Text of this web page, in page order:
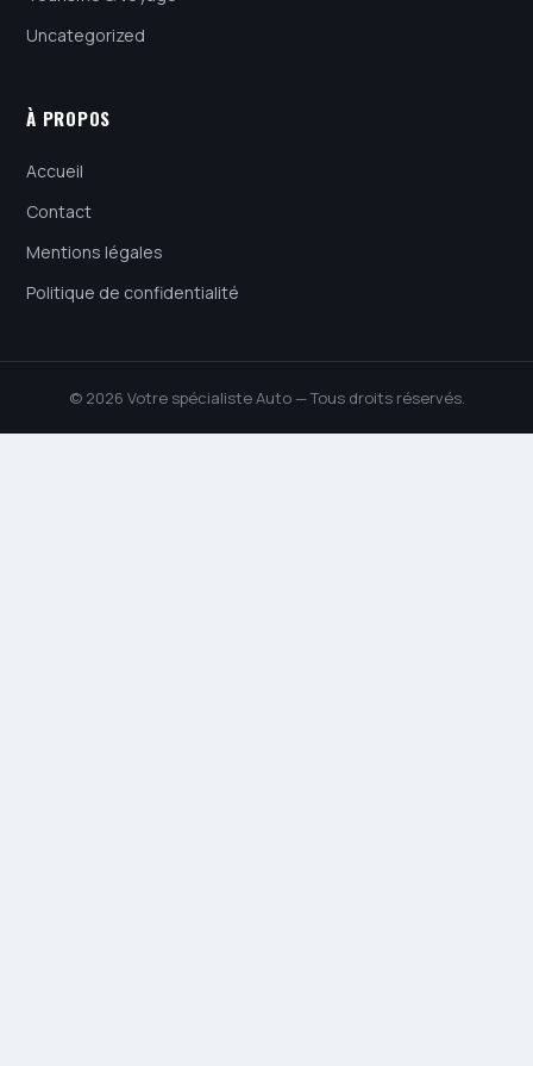
Uncategorized
À PROPOS
Accueil
Contact
Mentions légales
Politique de confidentialité
© 2026 Votre spécialiste Auto — Tous droits réservés.